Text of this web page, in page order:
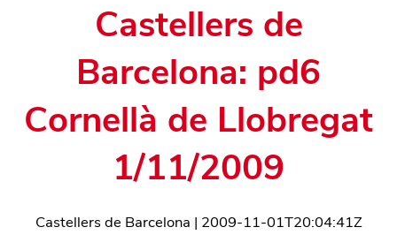
Castellers de
Barcelona: pd6
Cornellà de Llobregat
1/11/2009
Castellers de Barcelona | 2009-11-01T20:04:41Z